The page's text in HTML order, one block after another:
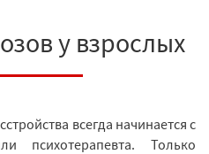
у взрослых
всегда начинается с
психотерапевта. Только